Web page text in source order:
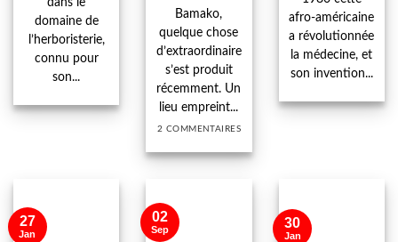
dans le
domaine de
l’herboristerie,
connu pour
son...
Bamako,
quelque chose
d’extraordinaire
s’est produit
récemment. Un
lieu empreint...
2 COMMENTAIRES
afro-américaine
a révolutionnée
la médecine, et
son invention...
27
Jan
02
Sep 30
Jan